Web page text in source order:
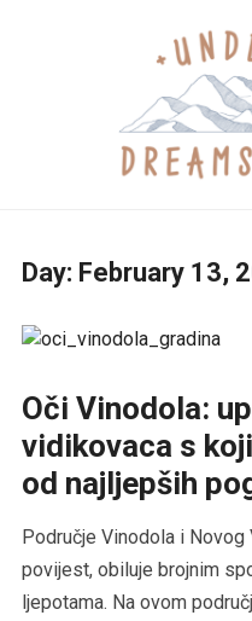
Day: February 13,
Oči Vinodola:
vidikovaca s
od najljepših
Područje Vinodola i
povijest, obiluje brojnim
ljepotama. Na ovom